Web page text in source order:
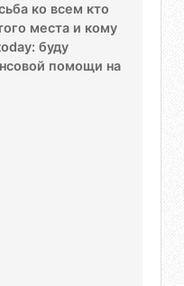
ко всем кто
места и кому
буду
помощи на